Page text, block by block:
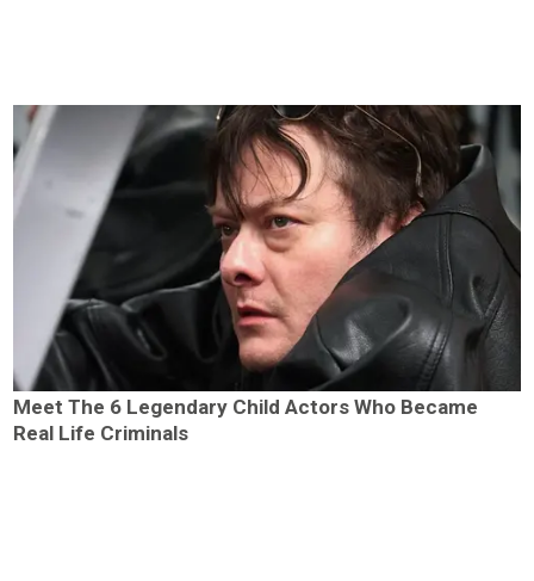
Meet The 6 Legendary Child Actors Who Became
Real Life Criminals